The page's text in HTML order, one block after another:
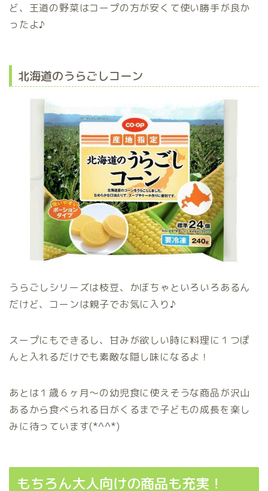
ど、王道の野菜はコープの方が安くて使い勝手が良か
ったよ♪
北海道のうらごしコーン
うらごしシリーズは枝豆、かぼちゃといろいろあるん
だけど、コーンは親子でお気に入り♪
スープにもできるし、甘みが欲しい時に料理に１つぽ
んと入れるだけでも素敵な隠し味になるよ！
あとは１歳６ヶ月〜の幼児食に使えそうな商品が沢山
あるから食べられる日がくるまで子どもの成長を楽し
みに待っています(*^^*)
もちろん大人向けの商品も充実！